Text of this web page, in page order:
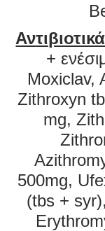
Αντιβιοτικά
+
Moxiclav,
Zithroxyn
mg,
500mg,
(tbs +